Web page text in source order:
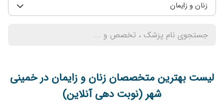
زنان و زایمان
لیست بهترین متخصصان زنان و زایمان در خمینی
شهر (نوبت دهی آنلاین)